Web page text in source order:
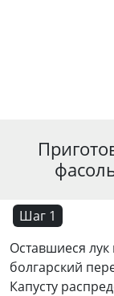
Шаг 1
Оставшиеся
болгарский
Капусту